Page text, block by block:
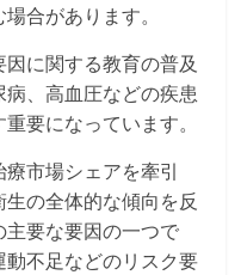
合があります。
に関する教育の普及
、高血圧などの疾患
要になっています。
市場シェアを牽引
の全体的な傾向を反
要な要因の一つで
不足などのリスク要